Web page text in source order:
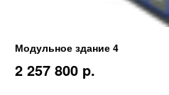
Модульное здание 4
2 257 800 p.